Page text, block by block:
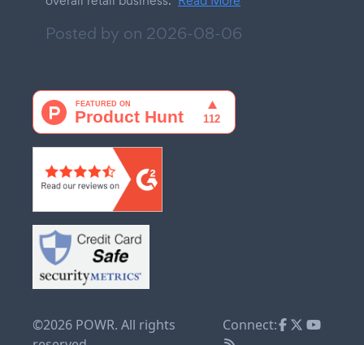
Posted by on 2026-08-06
©2026 POWR. All rights
Connect: